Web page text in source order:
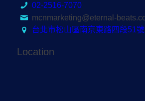
02-2516-7070
mcnmarketing@eternal-
台北市松山區南京東路四段51
Location